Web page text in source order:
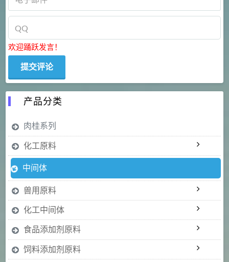
欢迎踊跃发言！
产品分类
肉桂系列
化工原料
中间体
兽用原料
化工中间体
食品添加剂原料
饲料添加剂原料